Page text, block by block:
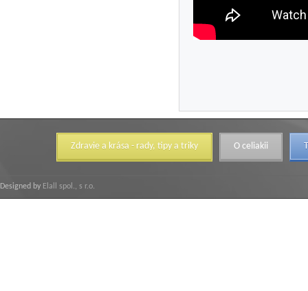
Zdravie a krása - rady, tipy a triky O celiakii
Designed by Elall spol., s r.o.